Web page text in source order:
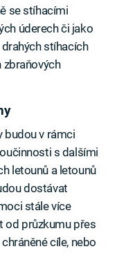
se stíhacími
úderech či jako
stíhacích
zbraňových
budou v rámci
s dalšími
letounů a letounů
dostávat
stále více
od průzkumu přes
cíle, nebo